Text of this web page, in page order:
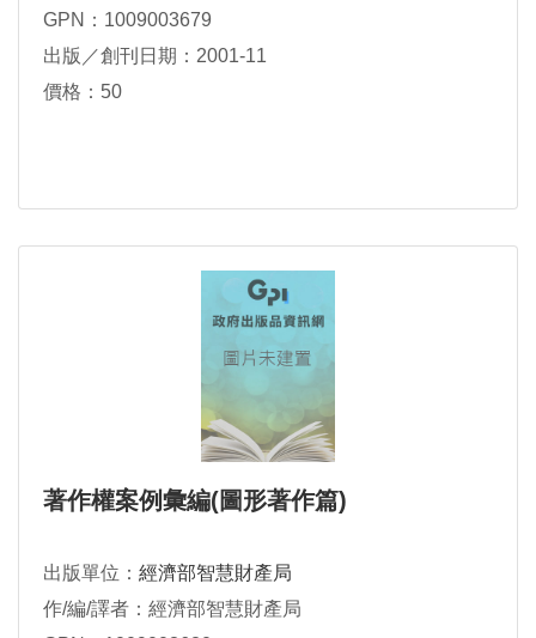
GPN：1009003679
出版／創刊日期：2001-11
價格：50
著作權案例彙編(圖形著作篇)
出版單位： 經濟部智慧財產局
作/編/譯者：經濟部智慧財產局